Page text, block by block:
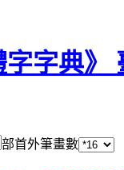
部首外筆畫數